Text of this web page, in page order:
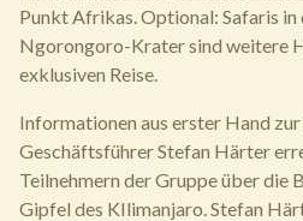
Punkt Afrikas. Optional: Safaris in
Ngorongoro-Krater sind weitere
exklusiven Reise.
Informationen aus erster Hand
Geschäftsführer Stefan Härter
Teilnehmern der Gruppe über die
Gipfel des KIlimanjaro. Stefan